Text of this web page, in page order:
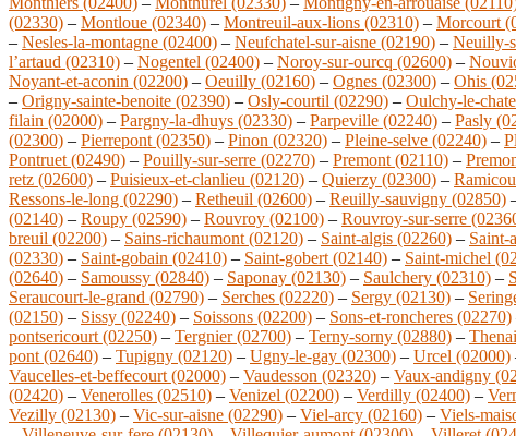
(02330) – Montloue (02340) – Montreuil-aux-lions (02310) – Morcourt
– Nesles-la-montagne (02400) – Neufchatel-sur-aisne (02190) – Neuilly-
l’artaud (02310) – Nogentel (02400) – Noroy-sur-ourcq (02600) –
Noyant-et-aconin (02200) – Oeuilly (02160) – Ognes (02300) – Ohis
– Origny-sainte-benoite (02390) – Osly-courtil (02290) – Oulchy-le-
filain (02000) – Pargny-la-dhuys (02330) – Parpeville (02240) – Pasly
(02300) – Pierrepont (02350) – Pinon (02320) – Pleine-selve (02240) –
Pontruet (02490) – Pouilly-sur-serre (02270) – Premont (02110) –
retz (02600) – Puisieux-et-clanlieu (02120) – Quierzy (02300) –
Ressons-le-long (02290) – Retheuil (02600) – Reuilly-sauvigny (02850)
(02140) – Roupy (02590) – Rouvroy (02100) – Rouvroy-sur-serre
breuil (02200) – Sains-richaumont (02120) – Saint-algis (02260) – Saint-
(02330) – Saint-gobain (02410) – Saint-gobert (02140) – Saint-michel
(02640) – Samoussy (02840) – Saponay (02130) – Saulchery (02310) –
Seraucourt-le-grand (02790) – Serches (02220) – Sergy (02130) –
(02150) – Sissy (02240) – Soissons (02200) – Sons-et-roncheres (02270)
pontsericourt (02250) – Tergnier (02700) – Terny-sorny (02880) –
pont (02640) – Tupigny (02120) – Ugny-le-gay (02300) – Urcel (02000)
Vaucelles-et-beffecourt (02000) – Vaudesson (02320) – Vaux-andigny
(02420) – Venerolles (02510) – Venizel (02200) – Verdilly (02400) –
Vezilly (02130) – Vic-sur-aisne (02290) – Viel-arcy (02160) – Viels-